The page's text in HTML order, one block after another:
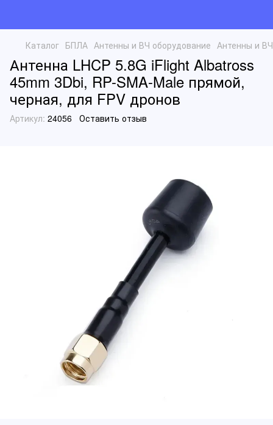
Каталог БПЛА Антенны и ВЧ оборудование Антенны и
Антенна LHCP 5.8G iFlight Albatross
45mm 3Dbi, RP-SMA-Male прямой,
черная, для FPV дронов
Артикул: 24056 Оставить отзыв